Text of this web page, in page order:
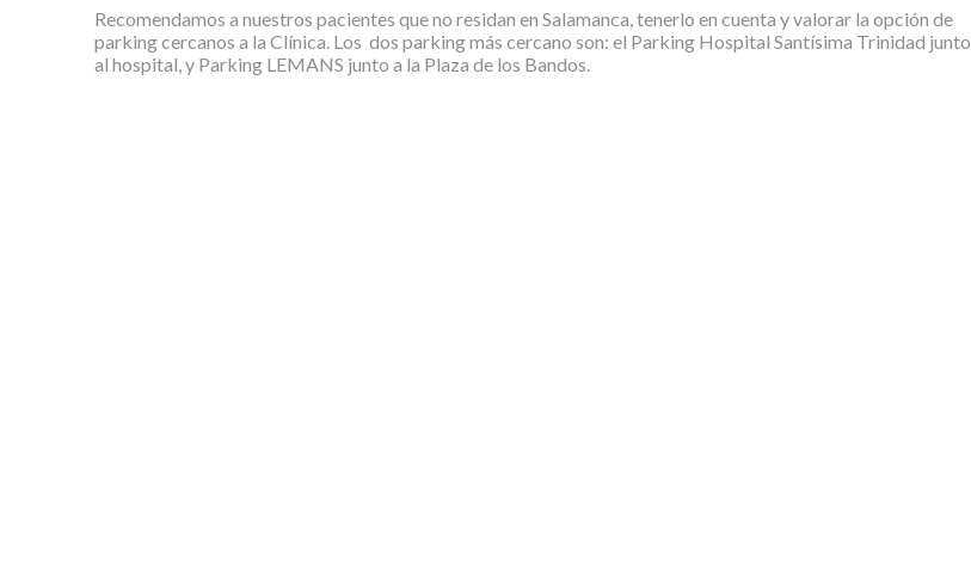
Recomendamos a nuestros pacientes que no residan en Salamanca, tenerlo en cuenta y valorar la opción de
parking cercanos a la Clínica. Los dos parking más cercano son: el Parking Hospital Santísima Trinidad junto
al hospital, y Parking LEMANS junto a la Plaza de los Bandos.